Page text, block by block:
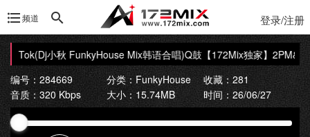
频道 登录/注册
Tok(Dj小秋 FunkyHouse Mix韩语合唱)Q鼓【172Mix独家】2PM&尹
编号：284669
分类：FunkyHouse
收藏：281
音质：320 Kbps
大小：15.74MB 时间：26/06/27